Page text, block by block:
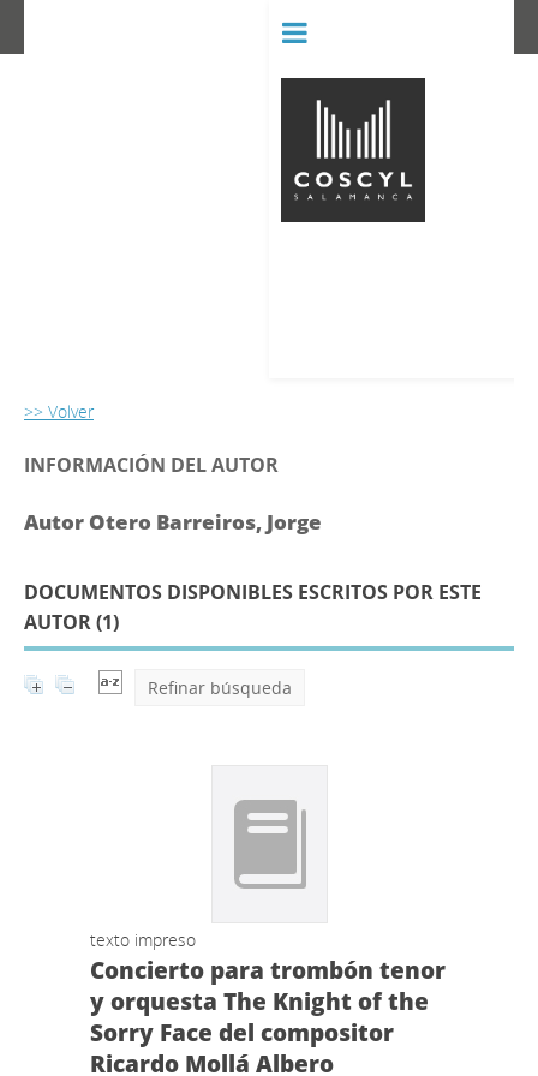
>> Volver
INFORMACIÓN DEL AUTOR
Autor Otero Barreiros, Jorge
DOCUMENTOS DISPONIBLES ESCRITOS POR ESTE
AUTOR (1)
Refinar búsqueda
texto impreso
Concierto para trombón tenor
y orquesta The Knight of the
Sorry Face del compositor
Ricardo Mollá Albero